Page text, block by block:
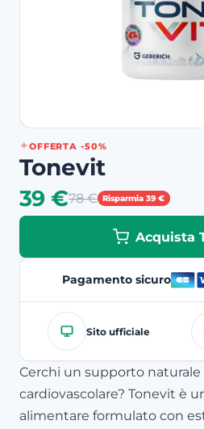
OFFERTA -50%
Tonevit
39 €78 € Risparmia 39 €
Acquista
Pagamento sicuro
Sito ufficiale
Cerchi un supporto
cardiovascolare? Tonevit è
alimentare formulato con